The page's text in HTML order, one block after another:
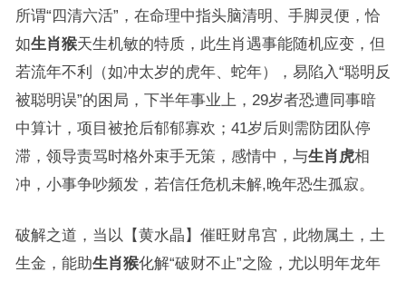
所谓“四清六活”，在命理中指头脑清明、手脚灵便，恰
如生肖猴天生机敏的特质，此生肖遇事能随机应变，但
若流年不利（如冲太岁的虎年、蛇年），易陷入“聪明反
被聪明误”的困局，下半年事业上，29岁者恐遭同事暗
中算计，项目被抢后郁郁寡欢；41岁后则需防团队停
滞，领导责骂时格外束手无策，感情中，与生肖虎相
冲，小事争吵频发，若信任危机未解,晚年恐生孤寂。
破解之道，当以【黄水晶】催旺财帛宫，此物属土，土
生金，能助生肖猴化解“破财不止”之险，尤以明年龙年